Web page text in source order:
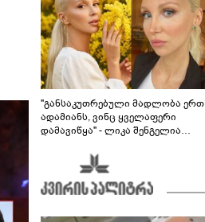
"განსაკუთრებული მადლობა ერთ
ადამიანს, ვინც ყველაფერი
დამავიწყა" - ლიკა შენგელია